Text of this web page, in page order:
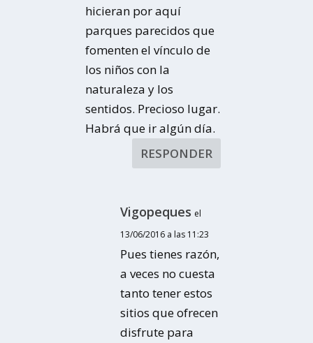
hicieran por aquí
parques parecidos que
fomenten el vínculo de
los niños con la
naturaleza y los
sentidos. Precioso lugar.
Habrá que ir algún día.
RESPONDER
Vigopeques el
13/06/2016 a las 11:23
Pues tienes razón,
a veces no cuesta
tanto tener estos
sitios que ofrecen
disfrute para